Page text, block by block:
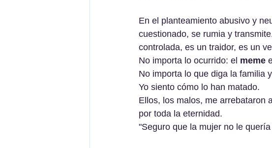
En el planteamiento abusivo y
cuestionado, se rumia y
controlada, es un traidor, es un
No importa lo ocurrido: el meme
No importa lo que diga la familia
Yo siento cómo lo han matado.
Ellos, los malos, me arrebataron
por toda la eternidad.
"Seguro que la mujer no le